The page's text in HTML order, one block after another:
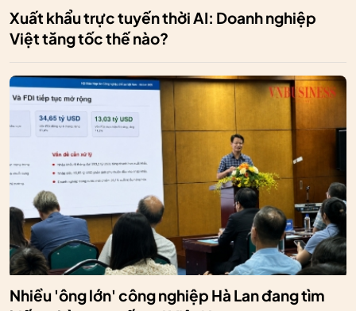
Xuất khẩu trực tuyến thời AI: Doanh nghiệp
Việt tăng tốc thế nào?
Nhiều 'ông lớn' công nghiệp Hà Lan đang tìm